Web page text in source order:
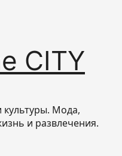
CITY
культуры. Мода,
и развлечения.